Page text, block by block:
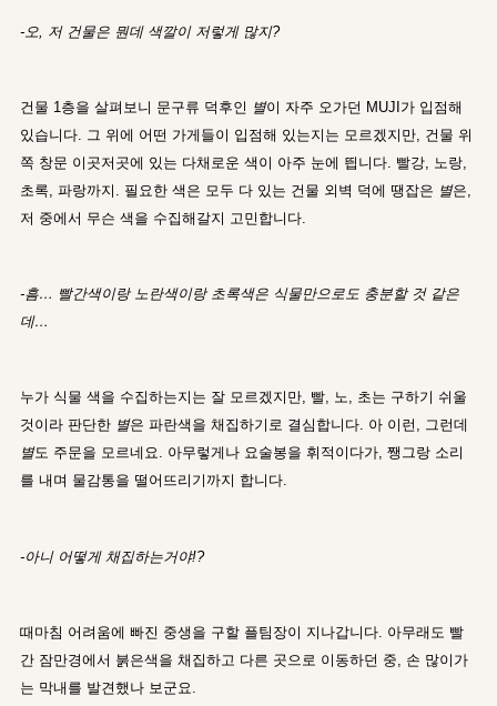
-오, 저 건물은 뭔데 색깔이 저렇게 많지?
건물 1층을 살펴보니 문구류 덕후인 별이 자주 오가던 MUJI가 입점해
있습니다. 그 위에 어떤 가게들이 입점해 있는지는 모르겠지만, 건물 위
쪽 창문 이곳저곳에 있는 다채로운 색이 아주 눈에 띕니다. 빨강, 노랑,
초록, 파랑까지. 필요한 색은 모두 다 있는 건물 외벽 덕에 땡잡은 별은,
저 중에서 무슨 색을 수집해갈지 고민합니다.
-흠… 빨간색이랑 노란색이랑 초록색은 식물만으로도 충분할 것 같은
데…
누가 식물 색을 수집하는지는 잘 모르겠지만, 빨, 노, 초는 구하기 쉬울
것이라 판단한 별은 파란색을 채집하기로 결심합니다. 아 이런, 그런데
별도 주문을 모르네요. 아무렇게나 요술봉을 휘적이다가, 쨍그랑 소리
를 내며 물감통을 떨어뜨리기까지 합니다.
-아니 어떻게 채집하는거야!?
때마침 어려움에 빠진 중생을 구할 플팀장이 지나갑니다. 아무래도 빨
간 잠만경에서 붉은색을 채집하고 다른 곳으로 이동하던 중, 손 많이가
는 막내를 발견했나 보군요.